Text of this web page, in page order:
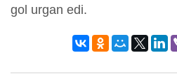
gol urgan edi.